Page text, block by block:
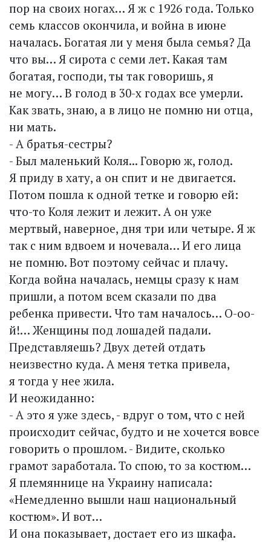
пор на своих ногах… Я ж с 1926 года. Только
семь классов окончила, и война в июне
началась. Богатая ли у меня была семья? Да
что вы… Я сирота с семи лет. Какая там
богатая, господи, ты так говоришь, я
не могу… В голод в 30-х годах все умерли.
Как звать, знаю, а в лицо не помню ни отца,
ни мать.
- А братья-сестры?
- Был маленький Коля... Говорю ж, голод.
Я приду в хату, а он спит и не двигается.
Потом пошла к одной тетке и говорю ей:
что-то Коля лежит и лежит. А он уже
мертвый, наверное, дня три или четыре. Я ж
так с ним вдвоем и ночевала… И его лица
не помню. Вот поэтому сейчас и плачу.
Когда война началась, немцы сразу к нам
пришли, а потом всем сказали по два
ребенка привести. Что там началось… О-оо-
й!… Женщины под лошадей падали.
Представляешь? Двух детей отдать
неизвестно куда. А меня тетка привела,
я тогда у нее жила.
И неожиданно:
- А это я уже здесь, - вдруг о том, что с ней
происходит сейчас, будто и не хочется вовсе
говорить о прошлом. - Видите, сколько
грамот заработала. То спою, то за костюм…
Я племяннице на Украину написала:
«Немедленно вышли наш национальный
костюм». И вот…
И она показывает, достает его из шкафа.